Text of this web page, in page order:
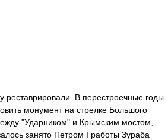
реставрировали. В перестроечные годы
монумент на стрелке Большого
"Ударником" и Крымским мостом,
занято Петром I работы Зураба